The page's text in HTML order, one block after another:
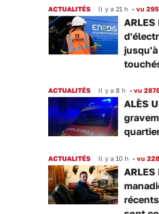
ACTUALITÉS Il y a 21 h • vu
ACTUALITÉS Il y a 8 h • vu
ALÈS
ACTUALITÉS Il y a 10 h • vu